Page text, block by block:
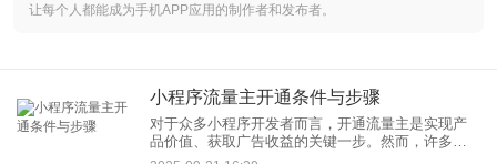
让每个人都能成为手机APP应用的制作者和发布者。
小程序流量主开通条件与步骤
对于众多小程序开发者而言，开通流量主是实现产
品价值、获取广告收益的关键一步。然而，许多新
手开发者对于如何申请以及需要满足哪些前提感到